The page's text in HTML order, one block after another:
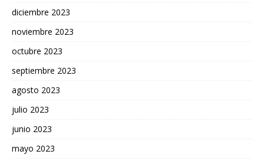
diciembre 2023
noviembre 2023
octubre 2023
septiembre 2023
agosto 2023
julio 2023
junio 2023
mayo 2023